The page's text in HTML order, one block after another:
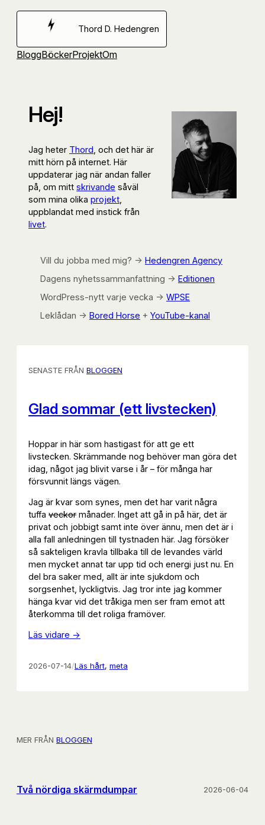
Hoppa
Thord D. Hedengren
BloggBöckerProjektOm
Hej!
Jag heter Thord , och det här är
mitt hörn på internet. Här
uppdaterar jag när andan faller
på, om mitt skrivande såväl
som mina olika projekt
uppblandat med instick från
livet.
Vill du jobba med mig? → Hedengren Agency
Dagens nyhetssammanfattning → Editionen
WordPress-nytt varje vecka → WPSE
Leklådan → Bored Horse + YouTube-kanal
SENASTE FRÅN BLOGGEN
Glad sommar (ett livstecken)
Hoppar in här som hastigast för att ge ett
livstecken. Skrämmande nog behöver man göra det
idag, något jag blivit varse i år – för många har
försvunnit längs vägen.
Jag är kvar som synes, men det har varit några
tuffa veckor månader. Inget att gå in på här, det är
privat och jobbigt samt inte över ännu, men det är i
alla fall anledningen till tystnaden här. Jag försöker
så sakteligen kravla tillbaka till de levandes värld
men mycket annat tar upp tid och energi just nu. En
del bra saker med, allt är inte sjukdom och
sorgsenhet, lyckligtvis. Jag tror inte jag kommer
hänga kvar vid det tråkiga men ser fram emot att
återkomma till det roliga framöver.
Läs vidare ->
2026-07-14/Läs hårt, meta
MER FRÅN BLOGGEN
Två nördiga skärmdumpar 2026-06-04